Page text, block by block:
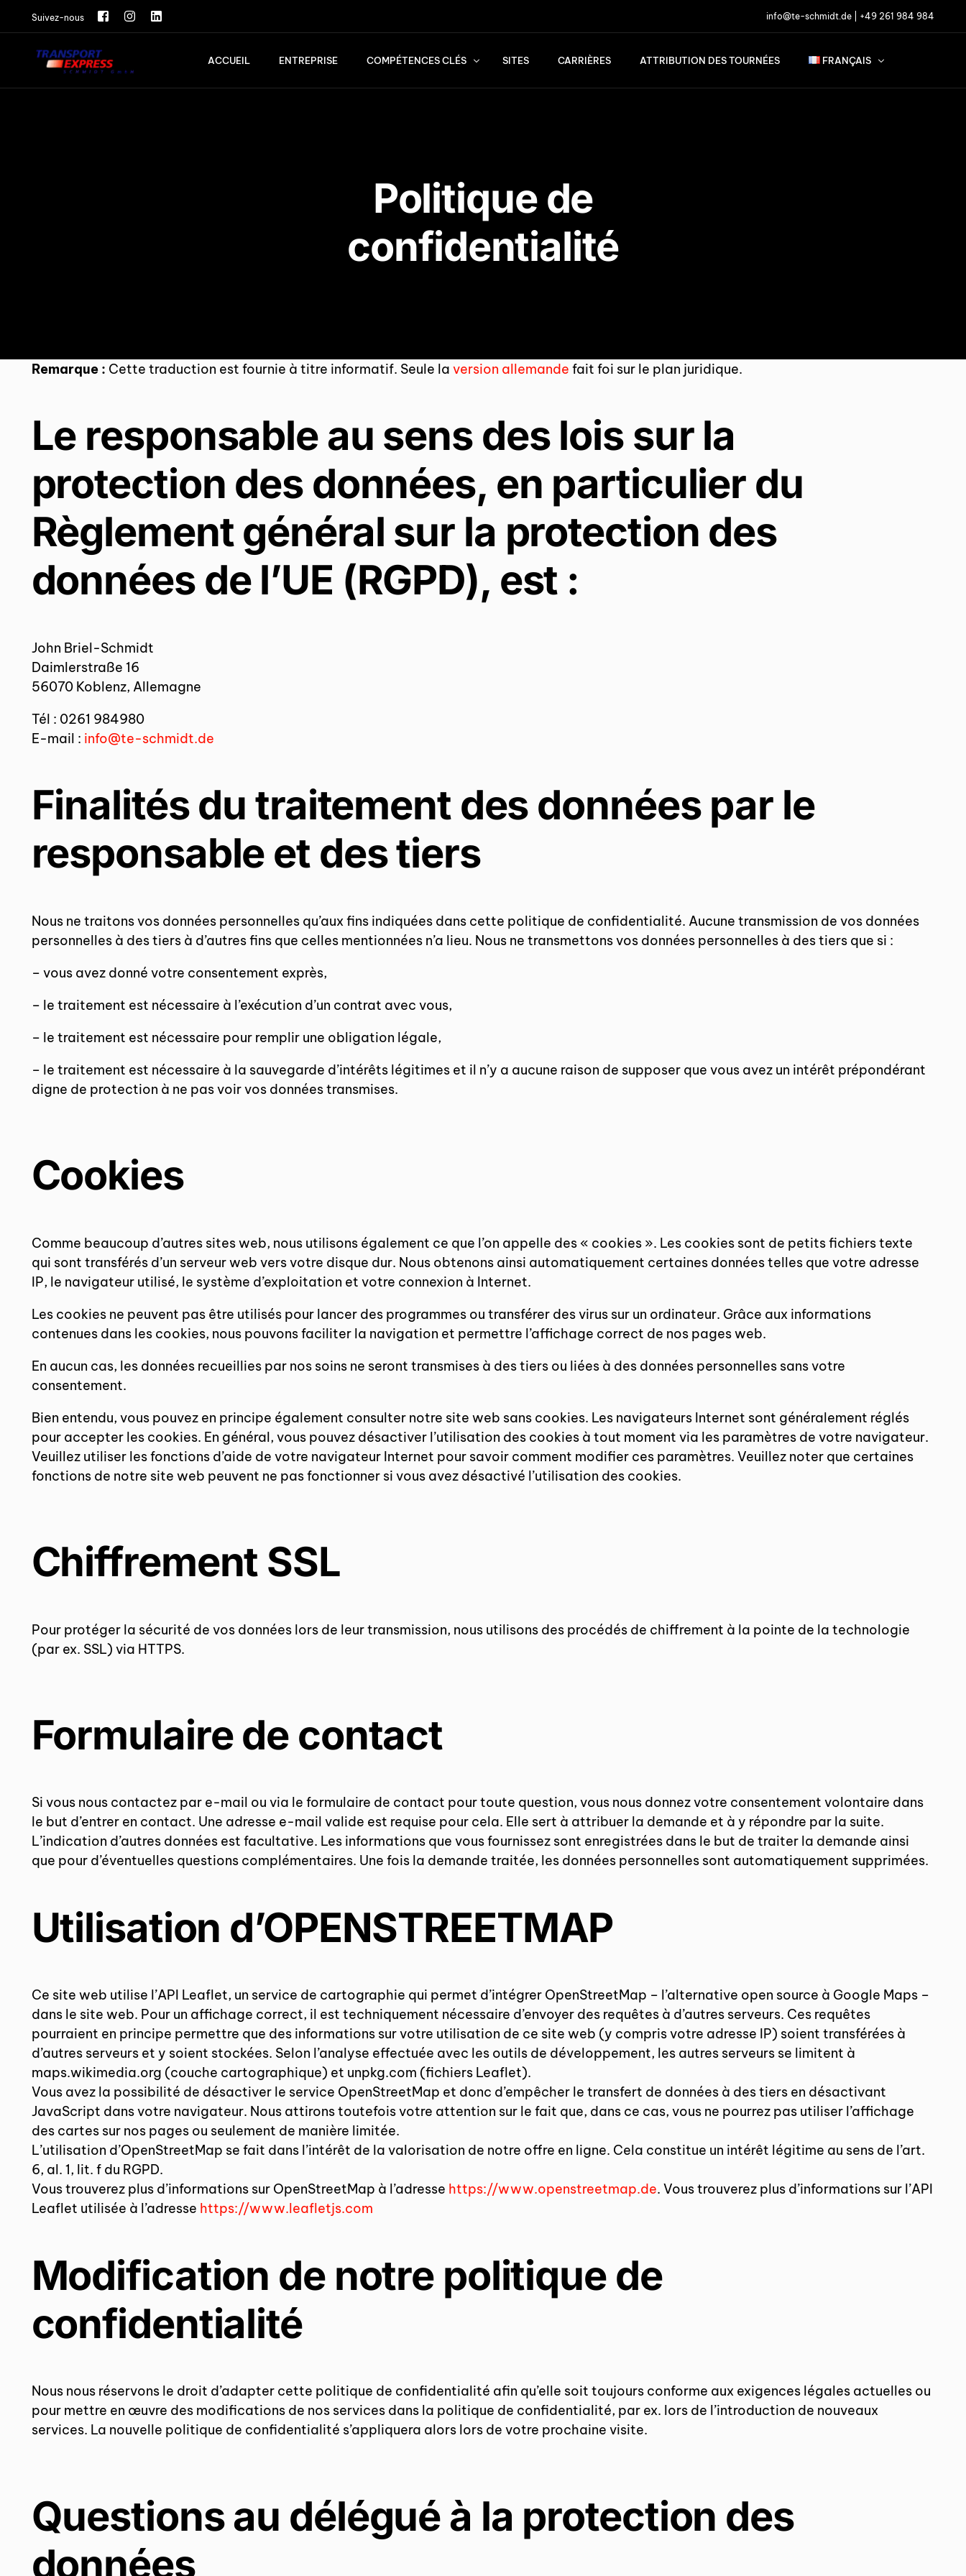
Suivez-nous info@te-schmidt.de +49 261 984 984
ACCUEIL ENTREPRISE COMPÉTENCES CLÉS
Transports
Logistique & Conseil
SITES CARRIÈRES ATTRIBUTION DES TOURNÉES FRANÇAIS
Politique de
confidentialité
Remarque : Cette traduction est fournie à titre informatif. Seule la version allemande fait foi sur le plan juridique.
Le responsable au sens des lois sur la
protection des données, en particulier du
Règlement général sur la protection des
données de l’UE (RGPD), est :
John Briel-Schmidt
Daimlerstraße 16
56070 Koblenz, Allemagne
Tél : 0261 984980
E-mail : info@te-schmidt.de
Finalités du traitement des données par le
responsable et des tiers
Nous ne traitons vos données personnelles qu’aux fins indiquées dans cette politique de confidentialité. Aucune transmission de vos données
personnelles à des tiers à d’autres fins que celles mentionnées n’a lieu. Nous ne transmettons vos données personnelles à des tiers que si :
– vous avez donné votre consentement exprès,
– le traitement est nécessaire à l’exécution d’un contrat avec vous,
– le traitement est nécessaire pour remplir une obligation légale,
– le traitement est nécessaire à la sauvegarde d’intérêts légitimes et il n’y a aucune raison de supposer que vous avez un intérêt prépondérant
digne de protection à ne pas voir vos données transmises.
Cookies
Comme beaucoup d’autres sites web, nous utilisons également ce que l’on appelle des « cookies ». Les cookies sont de petits fichiers texte
qui sont transférés d’un serveur web vers votre disque dur. Nous obtenons ainsi automatiquement certaines données telles que votre adresse
IP, le navigateur utilisé, le système d’exploitation et votre connexion à Internet.
Les cookies ne peuvent pas être utilisés pour lancer des programmes ou transférer des virus sur un ordinateur. Grâce aux informations
contenues dans les cookies, nous pouvons faciliter la navigation et permettre l’affichage correct de nos pages web.
En aucun cas, les données recueillies par nos soins ne seront transmises à des tiers ou liées à des données personnelles sans votre
consentement.
Bien entendu, vous pouvez en principe également consulter notre site web sans cookies. Les navigateurs Internet sont généralement réglés
pour accepter les cookies. En général, vous pouvez désactiver l’utilisation des cookies à tout moment via les paramètres de votre navigateur.
Veuillez utiliser les fonctions d’aide de votre navigateur Internet pour savoir comment modifier ces paramètres. Veuillez noter que certaines
fonctions de notre site web peuvent ne pas fonctionner si vous avez désactivé l’utilisation des cookies.
Chiffrement SSL
Pour protéger la sécurité de vos données lors de leur transmission, nous utilisons des procédés de chiffrement à la pointe de la technologie
(par ex. SSL) via HTTPS.
Formulaire de contact
Si vous nous contactez par e-mail ou via le formulaire de contact pour toute question, vous nous donnez votre consentement volontaire dans
le but d’entrer en contact. Une adresse e-mail valide est requise pour cela. Elle sert à attribuer la demande et à y répondre par la suite.
L’indication d’autres données est facultative. Les informations que vous fournissez sont enregistrées dans le but de traiter la demande ainsi
que pour d’éventuelles questions complémentaires. Une fois la demande traitée, les données personnelles sont automatiquement supprimées.
Utilisation d’OPENSTREETMAP
Ce site web utilise l’API Leaflet, un service de cartographie qui permet d’intégrer OpenStreetMap – l’alternative open source à Google Maps –
dans le site web. Pour un affichage correct, il est techniquement nécessaire d’envoyer des requêtes à d’autres serveurs. Ces requêtes
pourraient en principe permettre que des informations sur votre utilisation de ce site web (y compris votre adresse IP) soient transférées à
d’autres serveurs et y soient stockées. Selon l’analyse effectuée avec les outils de développement, les autres serveurs se limitent à
maps.wikimedia.org (couche cartographique) et unpkg.com (fichiers Leaflet).
Vous avez la possibilité de désactiver le service OpenStreetMap et donc d’empêcher le transfert de données à des tiers en désactivant
JavaScript dans votre navigateur. Nous attirons toutefois votre attention sur le fait que, dans ce cas, vous ne pourrez pas utiliser l’affichage
des cartes sur nos pages ou seulement de manière limitée.
L’utilisation d’OpenStreetMap se fait dans l’intérêt de la valorisation de notre offre en ligne. Cela constitue un intérêt légitime au sens de l’art.
6, al. 1, lit. f du RGPD.
Vous trouverez plus d’informations sur OpenStreetMap à l’adresse https://www.openstreetmap.de. Vous trouverez plus d’informations sur l’API
Leaflet utilisée à l’adresse https://www.leafletjs.com
Modification de notre politique de
confidentialité
Nous nous réservons le droit d’adapter cette politique de confidentialité afin qu’elle soit toujours conforme aux exigences légales actuelles ou
pour mettre en œuvre des modifications de nos services dans la politique de confidentialité, par ex. lors de l’introduction de nouveaux
services. La nouvelle politique de confidentialité s’appliquera alors lors de votre prochaine visite.
Questions au délégué à la protection des
données